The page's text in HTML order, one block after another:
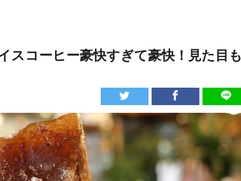
スコーヒー豪快すぎて豪快！見た目も